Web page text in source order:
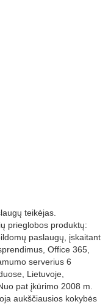
teikėjas.
prieglobos produktų:
paslaugų, įskaitant
Office 365,
serverius 6
Lietuvoje,
pat įkūrimo 2008 m.
aukščiausios kokybės